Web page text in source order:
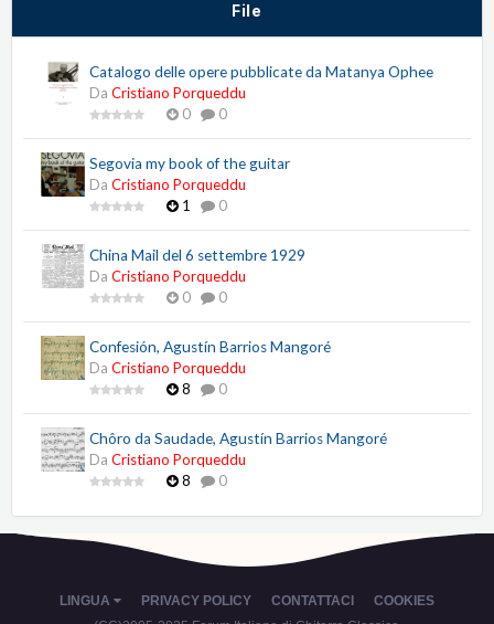
File
Catalogo delle opere pubblicate da Matanya Ophee
Da Cristiano Porqueddu
0
0
Segovia my book of the guitar
Da Cristiano Porqueddu
1
0
China Mail del 6 settembre 1929
Da Cristiano Porqueddu
0
0
Confesión, Agustín Barrios Mangoré
Da Cristiano Porqueddu
8
0
Chôro da Saudade, Agustín Barrios Mangoré
Da Cristiano Porqueddu
8
0
LINGUA PRIVACY POLICY CONTATTACI
COOKIES